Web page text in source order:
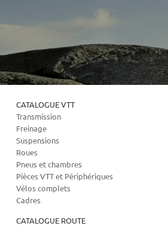
CATALOGUE VTT
Transmission
Freinage
Suspensions
Roues
Pneus et chambres
Pièces VTT et Périphériques
Vélos complets
Cadres
CATALOGUE ROUTE